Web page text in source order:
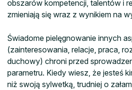
obszarów kompetencji, talentów i
zmieniają się wraz z wynikiem na
Świadome pielęgnowanie innych
(zainteresowania, relacje, praca,
duchowy) chroni przed
parametru. Kiedy wiesz, że jesteś
niż swoją sylwetką, trudniej o